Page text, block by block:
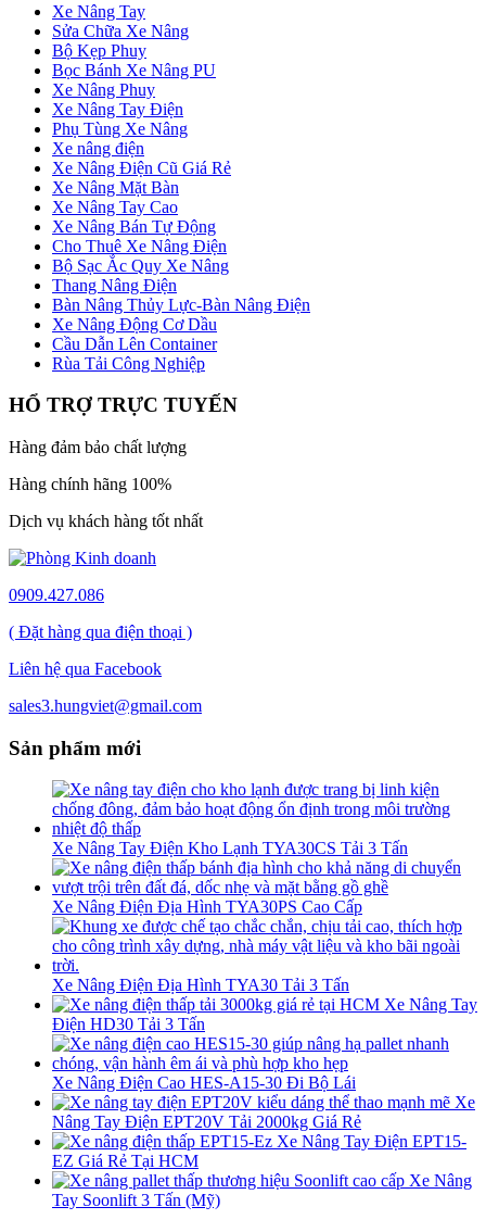
Xe Nâng Tay
Sửa Chữa Xe Nâng
Bộ Kẹp Phuy
Bọc Bánh Xe Nâng PU
Xe Nâng Phuy
Xe Nâng Tay Điện
Phụ Tùng Xe Nâng
Xe nâng điện
Xe Nâng Điện Cũ Giá Rẻ
Xe Nâng Mặt Bàn
Xe Nâng Tay Cao
Xe Nâng Bán Tự Động
Cho Thuê Xe Nâng Điện
Bộ Sạc Ắc Quy Xe Nâng
Thang Nâng Điện
Bàn Nâng Thủy Lực-Bàn Nâng Điện
Xe Nâng Động Cơ Dầu
Cầu Dẫn Lên Container
Rùa Tải Công Nghiệp
HỔ TRỢ TRỰC TUYẾN
Hàng đảm bảo chất lượng
Hàng chính hãng 100%
Dịch vụ khách hàng tốt nhất
0909.427.086
( Đặt hàng qua điện thoại )
Liên hệ qua Facebook
sales3.hungviet@gmail.com
Sản phẩm mới
Xe Nâng Tay Điện Kho Lạnh TYA30CS Tải 3 Tấn
Xe Nâng Điện Địa Hình TYA30PS Cao Cấp
Xe Nâng Điện Địa Hình TYA30 Tải 3 Tấn
Xe Nâng Tay
Điện HD30 Tải 3 Tấn
Xe Nâng Điện Cao HES-A15-30 Đi Bộ Lái
Xe
Nâng Tay Điện EPT20V Tải 2000kg Giá Rẻ
Xe Nâng Tay Điện EPT15-
EZ Giá Rẻ Tại HCM
Xe Nâng
Tay Soonlift 3 Tấn (Mỹ)